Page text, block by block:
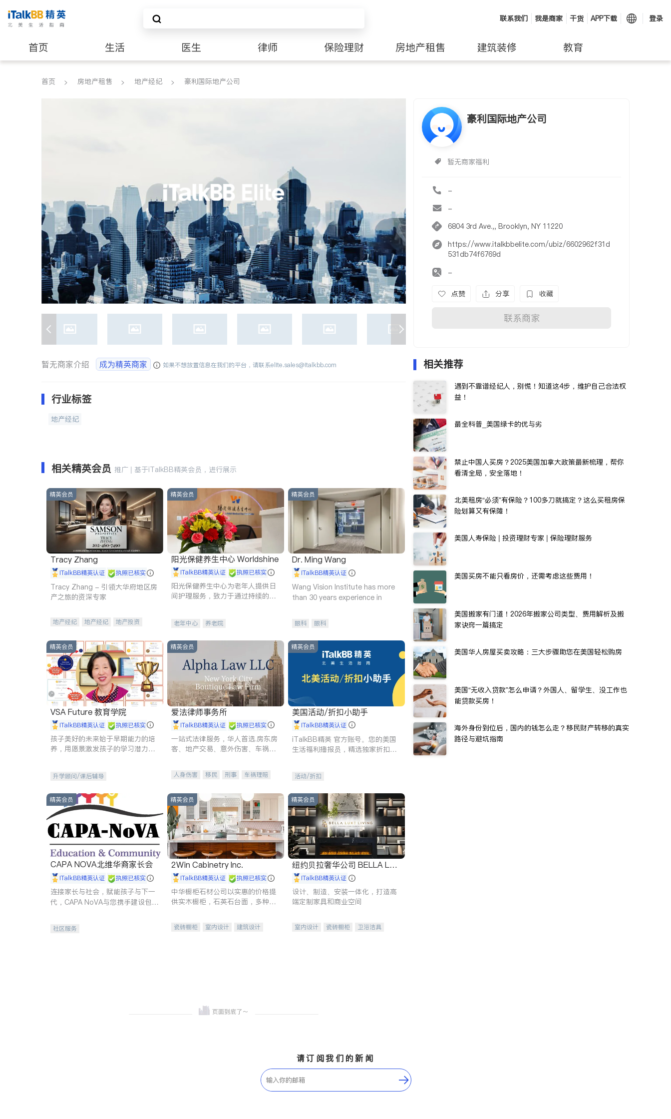
联系我们 我是商家 干货 APP下载 登录
首页 生活 医生 律师 保险理财 房地产租售 建筑装修 教育
养老 非盈利组织
首页 房地产租售 地产经纪 豪利国际地产公司
豪利国际地产公司
暂无商家福利
-
-
6804 3rd Ave.,, Brooklyn, NY 11220
https://www.italkbbelite.com/ubiz/6602962f31d
531db74f6769d
-
点赞 分享 收藏
联系商家
暂无商家介绍 成为精英商家 如果不想放置信息在我们的平台，请联系elite.sales@italkbb.com
行业标签
地产经纪
相关精英会员 推广 | 基于iTalkBB精英会员，进行展示
精英会员
Tracy Zhang
iTalkBB精英认证 执照已核实
Tracy Zhang - 引领大华府地区房
产之旅的资深专家
地产经纪 地产经纪
地产投资
精英会员
阳光保健养生中心 Worldshine
iTalkBB精英认证 执照已核实
阳光保健养生中心为老年人提供日
间护理服务，致力于通过持续的护
老年中心 养老院
精英会员
Dr. Ming Wang
iTalkBB精英认证
Wang Vision Institute has more
than 30 years experience in
眼科 眼科
精英会员
VSA Future 教育学院
iTalkBB精英认证 执照已核实
孩子美好的未来始于早期能力的培
养，用愿景激发孩子的学习潜力和
升学顾问/课后辅导
精英会员
爱法律师事务所
iTalkBB精英认证 执照已核实
一站式法律服务，华人首选.房东房
客、地产交易、意外伤害、车祸重
人身伤害 移民 刑事
车祸理赔
商标注册
索赔 律师-其它 保释
精英会员
美国活动/折扣小助手
iTalkBB精英认证
iTalkBB精英 官方账号。您的美国
生活福利播报员，精选独家折扣、
活动/折扣
精英会员
CAPA NOVA北维华裔家长会
iTalkBB精英认证 执照已核实
连接家长与社会，赋能孩子与下一
代，CAPA NoVA与您携手建设包
社区服务
精英会员
2Win Cabinetry Inc.
iTalkBB精英认证 执照已核实
中华橱柜石材公司以实惠的价格提
供实木橱柜，石英石台面，多种优
机。品质厨房，家的选择。
瓷砖橱柜 室内设计
建筑设计
精英会员
纽约贝拉奢华公司 BELLA LUX
E iTalkBB精英认证
设计、制造、安装一体化，打造高
端定制家具和商业空间
室内设计 瓷砖橱柜
卫浴洁具
相关推荐
遇到不靠谱经纪人，别慌！知道这4步，维护自己合法权
益！
最全科普_美国绿卡的优与劣
禁止中国人买房？2025美国加拿大政策最新梳理，帮你
看清全局，安全落地！
北美租房“必须”有保险？100多刀就搞定？这么买租房保
险划算又有保障！
美国人寿保险 | 投资理财专家 | 保险理财服务
美国买房不能只看房价，还需考虑这些费用！
美国搬家有门道！2026年搬家公司类型、费用解析及搬
家诀窍一篇搞定
美国华人房屋买卖攻略：三大步骤助您在美国轻松购房
美国“无收入贷款”怎么申请？外国人、留学生、没工作也
能贷款买房！
海外身份到位后，国内的钱怎么走？移民财产转移的真实
路径与避坑指南
请订阅我们的新闻